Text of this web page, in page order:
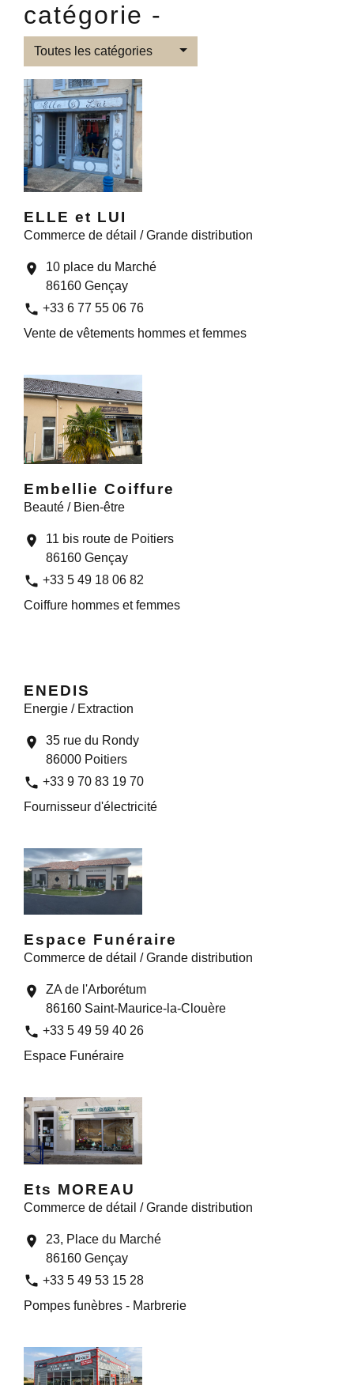
catégorie -
Toutes les catégories
ELLE et LUI
Commerce de détail / Grande distribution
location_on
10 place du Marché
86160 Gençay
phone +33 6 77 55 06 76
Vente de vêtements hommes et femmes
Embellie Coiffure
Beauté / Bien-être
location_on
11 bis route de Poitiers
86160 Gençay
phone +33 5 49 18 06 82
Coiffure hommes et femmes
ENEDIS
Energie / Extraction
location_on
35 rue du Rondy
86000 Poitiers
phone +33 9 70 83 19 70
Fournisseur d'électricité
Espace Funéraire
Commerce de détail / Grande distribution
location_on
ZA de l'Arborétum
86160 Saint-Maurice-la-Clouère
phone +33 5 49 59 40 26
Espace Funéraire
Ets MOREAU
Commerce de détail / Grande distribution
location_on
23, Place du Marché
86160 Gençay
phone +33 5 49 53 15 28
Pompes funèbres - Marbrerie